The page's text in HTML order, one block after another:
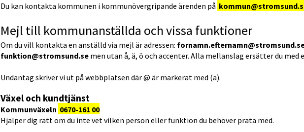
Du kan kontakta kommunen i kommunövergripande ärenden på
Mejl till kommunanställda och vissa funktioner
Om du vill kontakta en anställd via mejl är adressen:
funktion@stromsund.se men utan å, ä, ö och accenter. Alla mellanslag ersätter du med
Undantag skriver vi ut på webbplatsen där @ är markerat med (a).
Växel och kundtjänst
Kommunväxeln 0670-161 00
Hjälper dig rätt om du inte vet vilken person eller funktion du behöver prata med.